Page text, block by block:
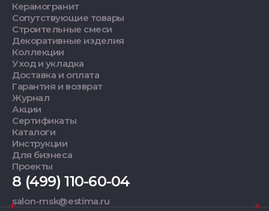
Керамогранит
Сопутствующие товары
Строительные смеси
Декоративные изделия
Коллекции
Уход и укладка
Доставка и оплата
Гарантия и возврат
Журнал
Акции
Сертификаты
Каталоги
Инструкции
Для бизнеса
Проекты
8 (499) 110-60-04
salon-msk@estima.ru